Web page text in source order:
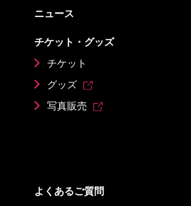
ニュース
チケット・グッズ
チケット
グッズ
写真販売
よくあるご質問